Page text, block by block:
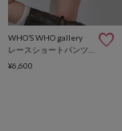
WHO’S WHO gallery
レースショートパンツ(無地/ドット/チェック/レオパード)
¥6,600